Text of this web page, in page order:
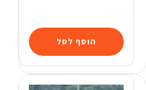
הוסף לסל